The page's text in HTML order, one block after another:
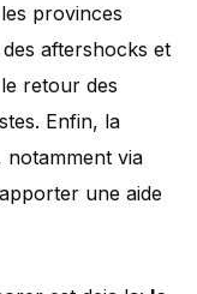
provinces
aftershocks et
retour des
Enfin, la
notamment via
une aide